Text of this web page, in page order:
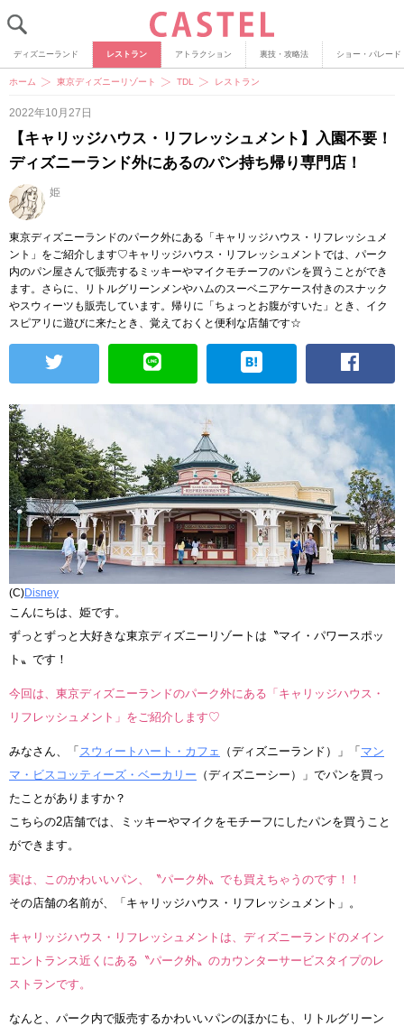
ディズニーランド レストラン アトラクション 裏技・攻略法 ショー・パレード
ホーム 東京ディズニーリゾート TDL レストラン
2022年10月27日
【キャリッジハウス・リフレッシュメント】入園不要！
ディズニーランド外にあるのパン持ち帰り専門店！
姫
東京ディズニーランドのパーク外にある「キャリッジハウス・リフレッシュメ
ント」をご紹介します♡キャリッジハウス・リフレッシュメントでは、パーク
内のパン屋さんで販売するミッキーやマイクモチーフのパンを買うことができ
ます。さらに、リトルグリーンメンやハムのスーベニアケース付きのスナック
やスウィーツも販売しています。帰りに「ちょっとお腹がすいた」とき、イク
スピアリに遊びに来たとき、覚えておくと便利な店舗です☆
(C)Disney
こんにちは、姫です。
ずっとずっと大好きな東京ディズニーリゾートは〝マイ・パワースポッ
ト〟です！
今回は、東京ディズニーランドのパーク外にある「キャリッジハウス・
リフレッシュメント」をご紹介します♡
みなさん、「 スウィートハート・カフェ （ディズニーランド）」「 マン
マ・ビスコッティーズ・ベーカリー （ディズニーシー）」でパンを買っ
たことがありますか？
こちらの2店舗では、ミッキーやマイクをモチーフにしたパンを買うこと
ができます。
実は、このかわいいパン、〝パーク外〟でも買えちゃうのです！！
その店舗の名前が、「キャリッジハウス・リフレッシュメント」。
キャリッジハウス・リフレッシュメントは、ディズニーランドのメイン
エントランス近くにある〝パーク外〟のカウンターサービスタイプのレ
ストランです。
なんと、パーク内で販売するかわいいパンのほかにも、リトルグリーン